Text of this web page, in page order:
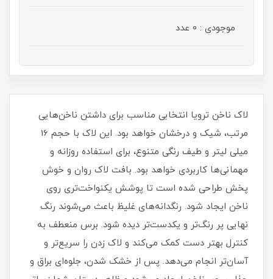
موجودی : 0 عدد
لاک ناخن ترویا انتخابی مناسب برای داشتن ناخن‌هایی
مرتب، شیک و درخشان خواهد بود. این لاک با حجم 16
میلی‌ لیتر و طیف رنگی متنوع، برای استفاده روزانه و
مهمانی‌ها کاربردی خواهد بود. بافت لاک روان و خوش‌
پخش طراحی شده است تا پوشش یکنواخت‌تری روی
ناخن ایجاد شود. رنگدانه‌های غلیظ باعث می‌شوند رنگ
نهایی پر رنگ‌تر و یکدست‌تر دیده شود. برس منعطف به
کنترل بهتر دست کمک می‌کند و لاک زدن را سریع‌تر و
آسان‌تر انجام می‌دهد. پس از خشک شدن، جلوه‌ای براق و